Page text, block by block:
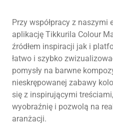
Przy współpracy z
aplikację Tikkurila Colour
źródłem inspiracji jak i
łatwo i szybko
pomysły na barwne
nieskrępowanej zabawy
się z inspirującymi
wyobraźnię i pozwolą na
aranżacji.